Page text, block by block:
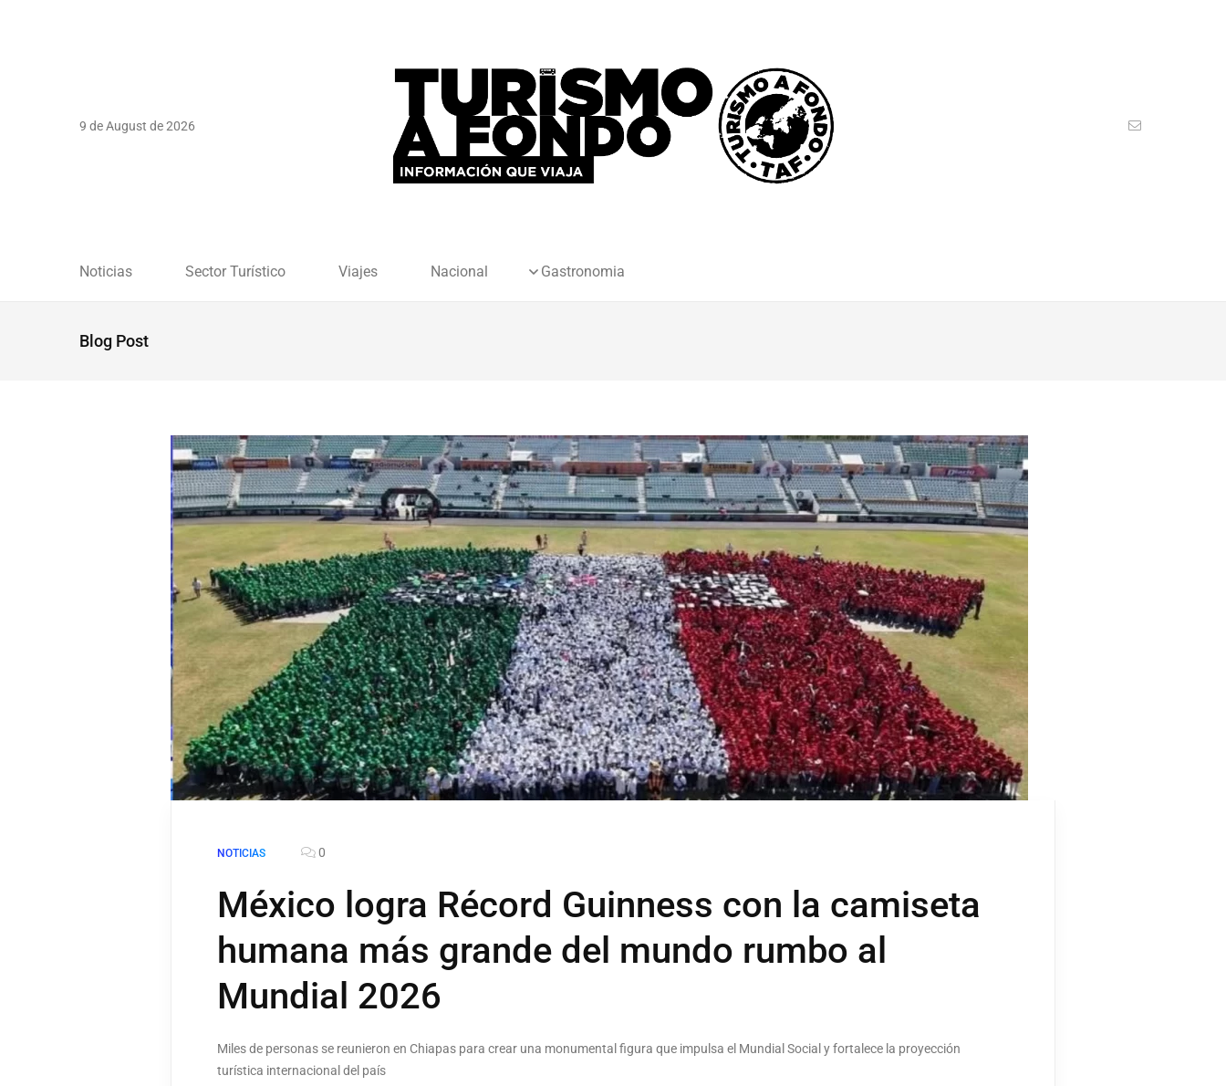
9 de August de 2026
Noticias Sector Turístico Viajes Nacional Gastronomia
Blog Post
NOTICIAS 0
México logra Récord Guinness con la camiseta
humana más grande del mundo rumbo al
Mundial 2026
Miles de personas se reunieron en Chiapas para crear una monumental figura que impulsa el Mundial Social y fortalece la proyección
turística internacional del país